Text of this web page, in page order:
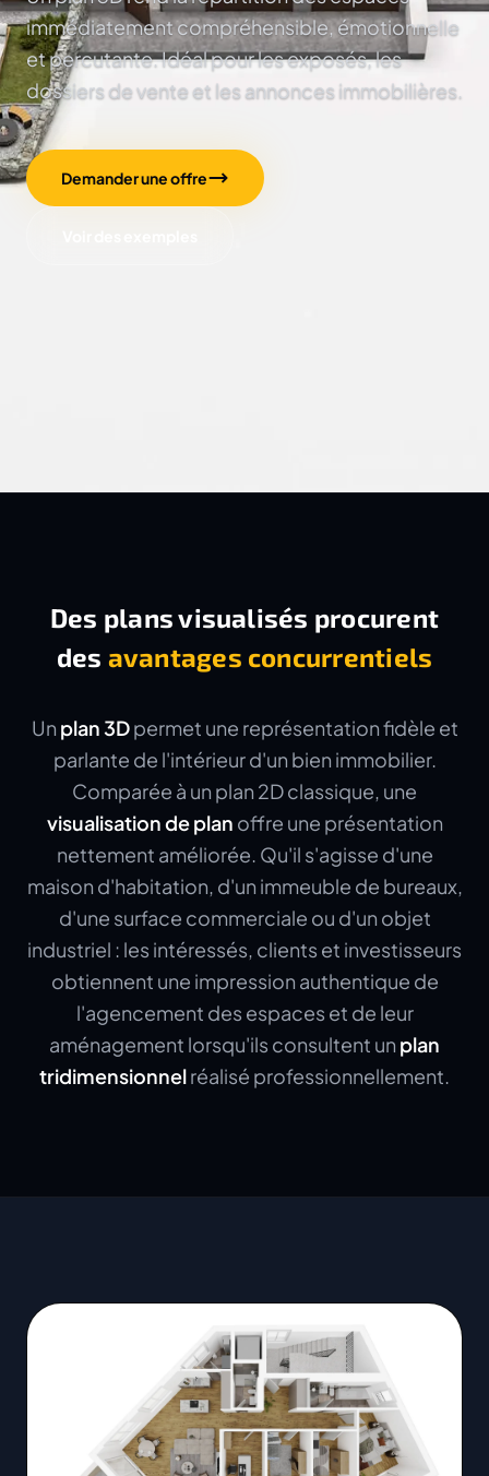
immédiatement compréhensible, émotionnelle
et percutante. Idéal pour les exposés, les
dossiers de vente et les annonces immobilières.
Demander une offre
Des plans visualisés procurent
des avantages concurrentiels
Un plan 3Dpermet une représentation fidèle et
parlante de l'intérieur d'un bien immobilier.
Comparée à un plan 2D classique, une
visualisation de plan offre une présentation
nettement améliorée. Qu'il s'agisse d'une
maison d'habitation, d'un immeuble de bureaux,
d'une surface commerciale ou d'un objet
industriel : les intéressés, clients et investisseurs
obtiennent une impression authentique de
l'agencement des espaces et de leur
aménagement lorsqu'ils consultent un plan
tridimensionnelréalisé professionnellement.